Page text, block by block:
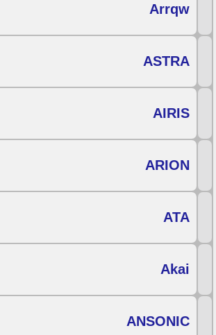
Arrqw
ASTRA
AIRIS
ARION
ATA
Akai
ANSONIC